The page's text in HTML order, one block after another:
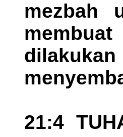
mezbah
dilakukan
21:4